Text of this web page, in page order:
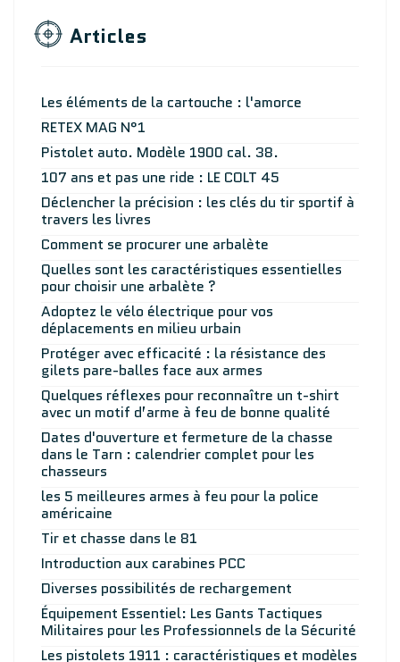
Articles
Les éléments de la cartouche : l'amorce
RETEX MAG N°1
Pistolet auto. Modèle 1900 cal. 38.
107 ans et pas une ride : LE COLT 45
Déclencher la précision : les clés du tir sportif à
travers les livres
Comment se procurer une arbalète
Quelles sont les caractéristiques essentielles
pour choisir une arbalète ?
Adoptez le vélo électrique pour vos
déplacements en milieu urbain
Protéger avec efficacité : la résistance des
gilets pare-balles face aux armes
Quelques réflexes pour reconnaître un t-shirt
avec un motif d’arme à feu de bonne qualité
Dates d'ouverture et fermeture de la chasse
dans le Tarn : calendrier complet pour les
chasseurs
les 5 meilleures armes à feu pour la police
américaine
Tir et chasse dans le 81
Introduction aux carabines PCC
Diverses possibilités de rechargement
Équipement Essentiel: Les Gants Tactiques
Militaires pour les Professionnels de la Sécurité
Les pistolets 1911 : caractéristiques et modèles